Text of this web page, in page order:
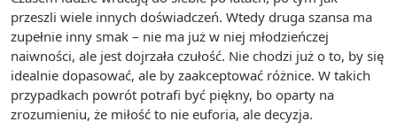
przeszli wiele innych doświadczeń. Wtedy druga szansa ma
zupełnie inny smak – nie ma już w niej młodzieńczej
naiwności, ale jest dojrzała czułość. Nie chodzi już o to, by się
idealnie dopasować, ale by zaakceptować różnice. W takich
przypadkach powrót potrafi być piękny, bo oparty na
zrozumieniu, że miłość to nie euforia, ale decyzja.